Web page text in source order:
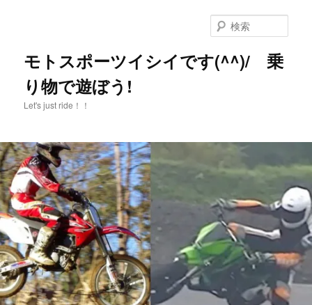
移
動
モトスポーツイシイです(^^)/ 乗
り物で遊ぼう!
Let's just ride！！
索